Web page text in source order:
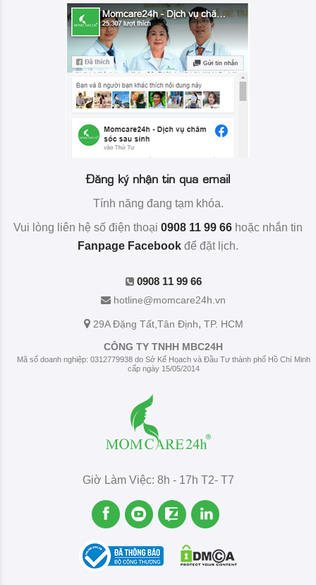
Đăng ký nhận tin qua email
Tính năng đang tạm khóa.
Vui lòng liên hệ số điện thoại 0908 11 99 66 hoặc nhắn tin
Fanpage Facebook để đặt lịch.
0908 11 99 66
hotline@momcare24h.vn
29A Đặng Tất,Tân Định, TP. HCM
CÔNG TY TNHH MBC24H
Mã số doanh nghiệp: 0312779938 do Sở Kế Họach và Đầu Tư thành phố Hồ Chí Minh
cấp ngày 15/05/2014
Giờ Làm Việc: 8h - 17h T2- T7